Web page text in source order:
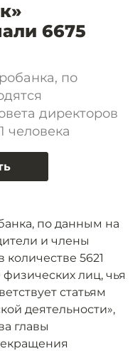
6675
по
директоров
человека
по данным на
и члены
количестве 5621
лиц, чья
статьям
деятельности»,
главы